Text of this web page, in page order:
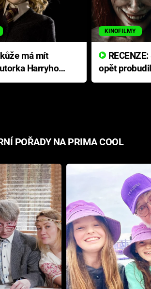
má mít
Harryho
s ráznou
KINOFILMY
opět
přichází s
POŘADY NA PRIMA COOL